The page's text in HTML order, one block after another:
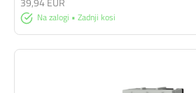
Na zalogi • Zadnji kosi